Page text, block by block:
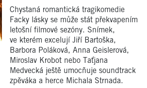
Chystaná romantická tragikomedie
Facky lásky se může stát překvapením
letošní filmové sezóny. Snímek,
ve kterém excelují Jiří Bartoška,
Barbora Poláková, Anna Geislerová,
Miroslav Krobot nebo Taťjana
Medvecká ještě umocňuje soundtrack
zpěváka a herce Michala Strnada.